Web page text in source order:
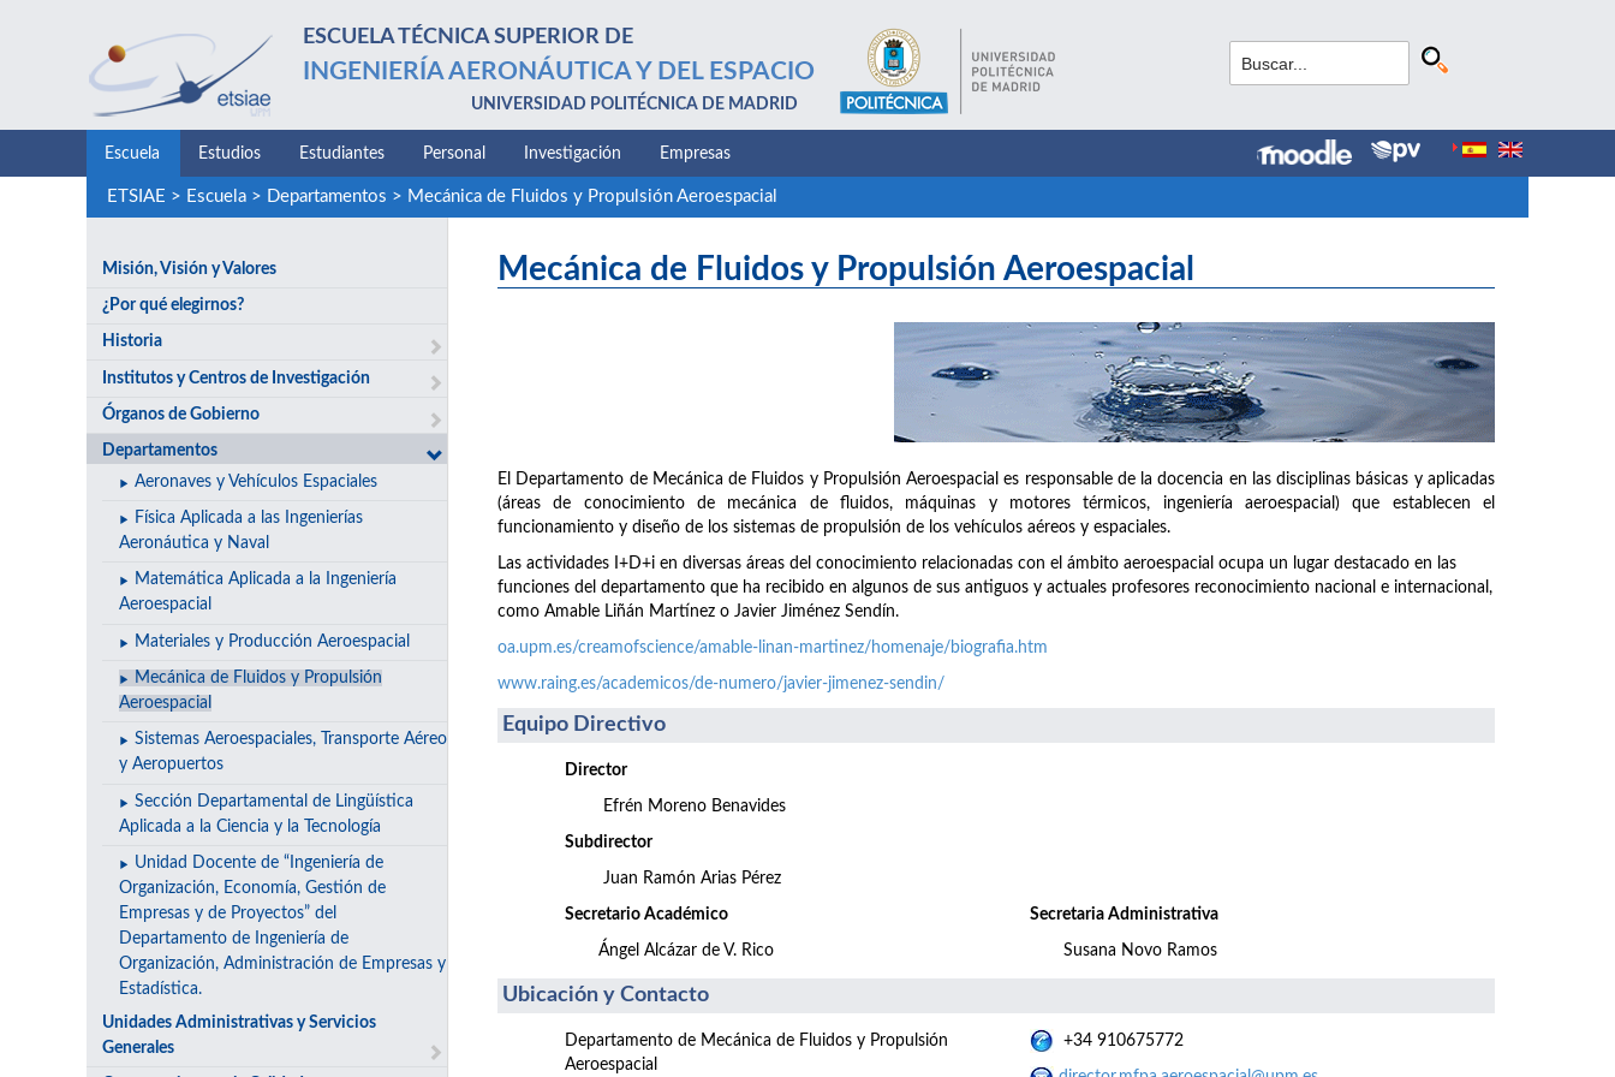
ESCUELA TÉCNICA SUPERIOR DE
INGENIERÍA AERONÁUTICA Y DEL ESPACIO
UNIVERSIDAD POLITÉCNICA DE MADRID
Escuela Estudios Estudiantes Personal Investigación Empresas
ETSIAE > Escuela> Departamentos > Mecánica de Fluidos y Propulsión Aeroespacial
Misión, Visión y Valores
¿Por qué elegirnos?
Historia
Institutos y Centros de Investigación
Órganos de Gobierno
Departamentos
Aeronaves y Vehículos Espaciales
Física Aplicada a las Ingenierías
Aeronáutica y Naval
Matemática Aplicada a la Ingeniería
Aeroespacial
Materiales y Producción Aeroespacial
Mecánica de Fluidos y Propulsión
Aeroespacial
Sistemas Aeroespaciales, Transporte Aéreo
y Aeropuertos
Sección Departamental de Lingüística
Aplicada a la Ciencia y la Tecnología
Unidad Docente de “Ingeniería de
Organización, Economía, Gestión de
Empresas y de Proyectos” del
Departamento de Ingeniería de
Organización, Administración de Empresas y
Estadística.
Unidades Administrativas y Servicios
Generales
Mecánica de Fluidos y Propulsión Aeroespacial
El Departamento de Mecánica de Fluidos y Propulsión Aeroespacial es responsable de la docencia en las disciplinas básicas y aplicadas
(áreas de conocimiento de mecánica de fluidos, máquinas y motores térmicos, ingeniería aeroespacial) que establecen el
funcionamiento y diseño de los sistemas de propulsión de los vehículos aéreos y espaciales.
Las actividades I+D+i en diversas áreas del conocimiento relacionadas con el ámbito aeroespacial ocupa un lugar destacado en las
funciones del departamento que ha recibido en algunos de sus antiguos y actuales profesores reconocimiento nacional e internacional,
como Amable Liñán Martínez o Javier Jiménez Sendín.
oa.upm.es/creamofscience/amable-linan-martinez/homenaje/biografia.htm
www.raing.es/academicos/de-numero/javier-jimenez-sendin/
Equipo Directivo
Director
Efrén Moreno Benavides
Subdirector
Juan Ramón Arias Pérez
Secretario Académico
Ángel Alcázar de V. Rico
Secretaria Administrativa
Susana Novo Ramos
Ubicación y Contacto
Departamento de Mecánica de Fluidos y Propulsión
Aeroespacial
+34 910675772